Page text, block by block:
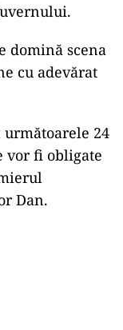
domină scena
cu adevărat
24
vor fi obligate
Dan.